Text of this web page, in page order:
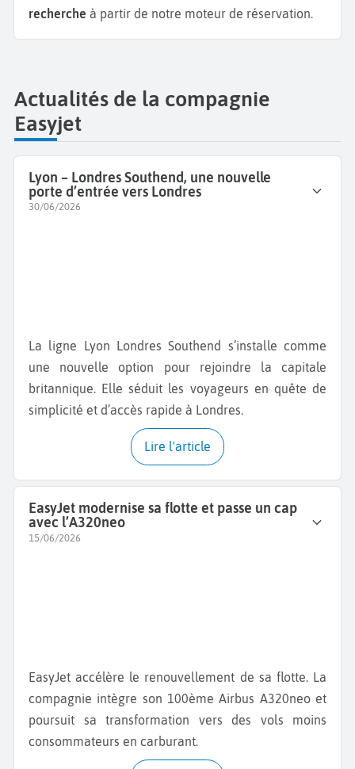
recherche à partir de notre moteur de réservation.
Actualités de la compagnie
Easyjet
Lyon – Londres Southend, une nouvelle
porte d’entrée vers Londres
30/06/2026
La ligne Lyon Londres Southend s’installe comme
une nouvelle option pour rejoindre la capitale
britannique. Elle séduit les voyageurs en quête de
simplicité et d’accès rapide à Londres.
Lire l'article
EasyJet modernise sa flotte et passe un cap
avec l’A320neo
15/06/2026
EasyJet accélère le renouvellement de sa flotte. La
compagnie intègre son 100ème Airbus A320neo et
poursuit sa transformation vers des vols moins
consommateurs en carburant.